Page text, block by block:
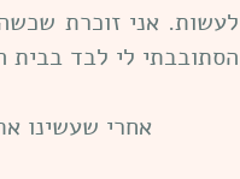
לעשות. אני זוכרת
הסתובבתי לי לבד בבית
אחרי שעשינו את